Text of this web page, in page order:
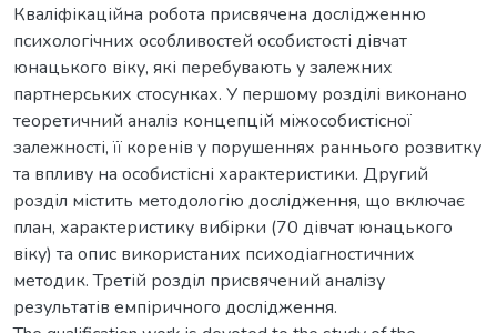
Кваліфікаційна робота присвячена дослідженню
психологічних особливостей особистості дівчат
юнацького віку, які перебувають у залежних
партнерських стосунках. У першому розділі виконано
теоретичний аналіз концепцій міжособистісної
залежності, її коренів у порушеннях раннього розвитку
та впливу на особистісні характеристики. Другий
розділ містить методологію дослідження, що включає
план, характеристику вибірки (70 дівчат юнацького
віку) та опис використаних психодіагностичних
методик. Третій розділ присвячений аналізу
результатів емпіричного дослідження.